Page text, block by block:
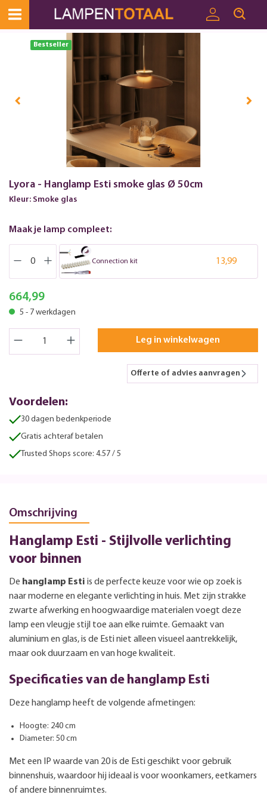
Bestseller
Lyora - Hanglamp Esti smoke glas Ø 50cm
Kleur: Smoke glas
Maak je lamp compleet:
Connection kit 13,99
664,99
5 - 7 werkdagen
Leg in winkelwagen
Offerte of advies aanvragen
Voordelen:
30 dagen bedenkperiode
Gratis achteraf betalen
Trusted Shops score: 4.57 / 5
Omschrijving
Hanglamp Esti - Stijlvolle verlichting
voor binnen
De hanglamp Esti is de perfecte keuze voor wie op zoek is
naar moderne en elegante verlichting in huis. Met zijn strakke
zwarte afwerking en hoogwaardige materialen voegt deze
lamp een vleugje stijl toe aan elke ruimte. Gemaakt van
aluminium en glas, is de Esti niet alleen visueel aantrekkelijk,
maar ook duurzaam en van hoge kwaliteit.
Specificaties van de hanglamp Esti
Deze hanglamp heeft de volgende afmetingen:
Hoogte: 240 cm
Diameter: 50 cm
Met een IP waarde van 20 is de Esti geschikt voor gebruik
binnenshuis, waardoor hij ideaal is voor woonkamers, eetkamers
of andere binnenruimtes.
Toestemmingsvenster geopend